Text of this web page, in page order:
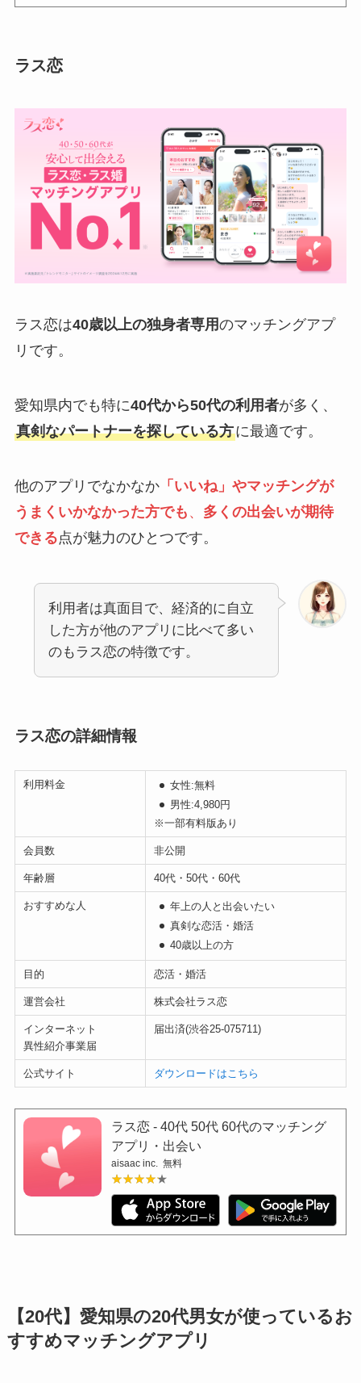
ラス恋
ラス恋は40歳以上の独身者専用のマッチングアプ
リです。
愛知県内でも特に40代から50代の利用者が多く、
真剣なパートナーを探している方に最適です。
他のアプリでなかなか「いいね」やマッチングが
うまくいかなかった方でも 、 多くの出会いが期待
できる点が魅力のひとつです。
利用者は真面目で、経済的に自立
した方が他のアプリに比べて多い
のもラス恋の特徴です。
ラス恋の詳細情報
利用料金
女性:無料
男性:4,980円
※一部有料版あり
会員数 非公開
年齢層 40代・50代・60代
おすすめな人
年上の人と出会いたい
真剣な恋活・婚活
40歳以上の方
目的 恋活・婚活
運営会社 株式会社ラス恋
インターネット
異性紹介事業届
届出済(渋谷25-075711)
公式サイト ダウンロードはこちら
ラス恋 ‐ 40代 50代 60代のマッチング
アプリ・出会い
aisaac inc. 無料
★★★★★
★★★★★
【20代】愛知県の20代男女が使っているお
すすめマッチングアプリ